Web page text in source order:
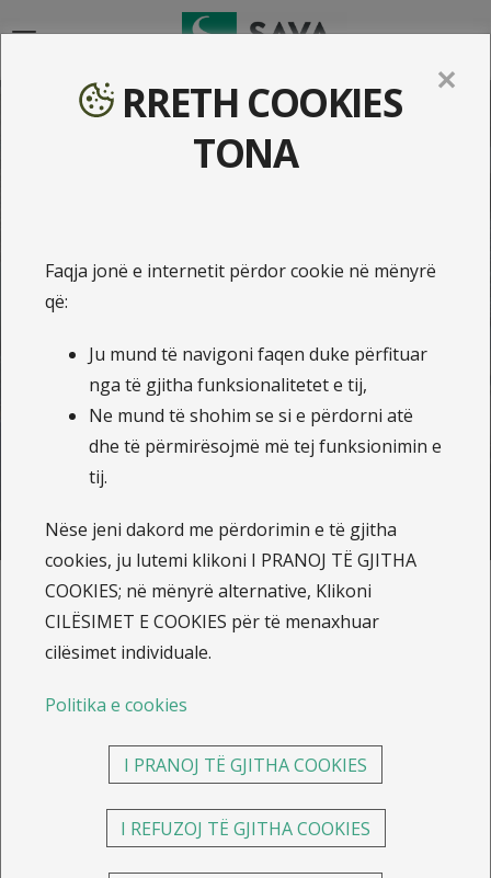
Këshilla dhe sigurimi i
makinës
Siguro veturen Kasko ne Illyria
Zgjedhni njërën nga pakot Kasko
Merrë ofertën më të mirë online
Këshilla dhe sigurimi i makinës
tjera të transportit në favor të
duke e marrë parasysh komoditetin me të cilin mund
të lëvizim dhe lirinë për ta diktuar vetë rrugën, për
dallim prej trasnportit publik.
✕
RRETH COOKIES
TONA
Faqja jonë e internetit përdor cookie në mënyrë
që:
Ju mund të navigoni faqen duke përfituar
nga të gjitha funksionalitetet e tij,
Ne mund të shohim se si e përdorni atë
dhe të përmirësojmë më tej funksionimin e
tij.
Nëse jeni dakord me përdorimin e të gjitha
cookies, ju lutemi klikoni I PRANOJ TË GJITHA
COOKIES; në mënyrë alternative, Klikoni
CILËSIMET E COOKIES për të menaxhuar
cilësimet individuale.
Politika e cookies
I PRANOJ TË GJITHA COOKIES
I REFUZOJ TË GJITHA COOKIES